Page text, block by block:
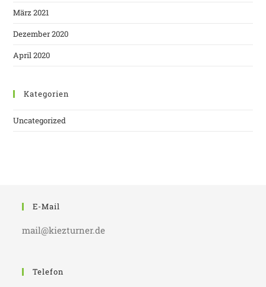
März 2021
Dezember 2020
April 2020
Kategorien
Uncategorized
E-Mail
mail@kiezturner.de
Telefon